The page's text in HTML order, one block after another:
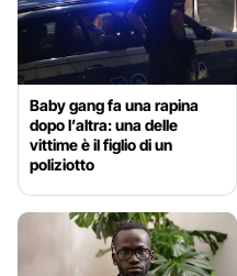
Baby gang fa una rapina
dopo l’altra: una delle
vittime è il figlio di un
poliziotto